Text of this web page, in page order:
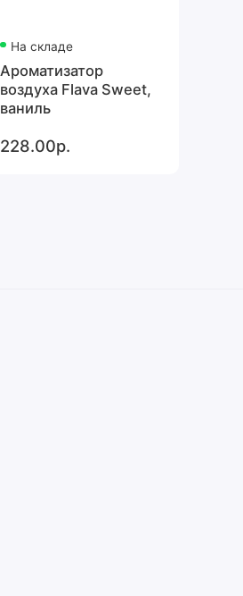
На складе
Ароматизатор
воздуха Flava Sweet,
ваниль
228.00р.